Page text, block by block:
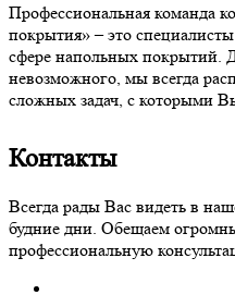
Профессиональная команда
покрытия» – это
сфере напольных покрытий.
невозможного, мы всегда
сложных задач, с которыми
Контакты
Всегда рады Вас видеть в
будние дни. Обещаем
профессиональную